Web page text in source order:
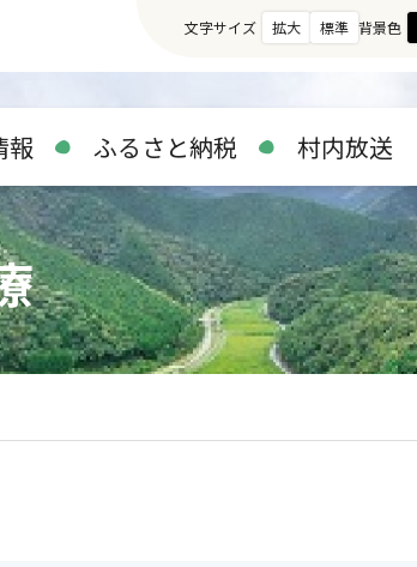
文字サイズ 拡大 標準 背景色
報 ふるさと納税 村内放送